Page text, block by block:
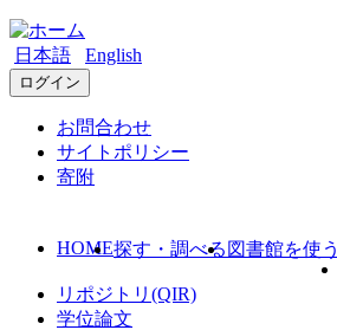
日本語 English
ログイン
お問合わせ
サイトポリシー
寄附
HOME探す・調べる 図書館を使う
リポジトリ(QIR)
学位論文